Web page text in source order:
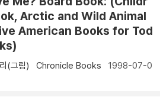
Arctic and Wild Animal
American Books for Tod
(그림) Chronicle Books 1998-07-0